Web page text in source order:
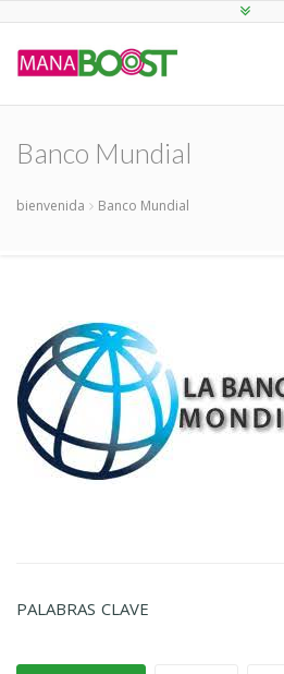
Banco Mundial
bienvenida Banco Mundial
PALABRAS CLAVE